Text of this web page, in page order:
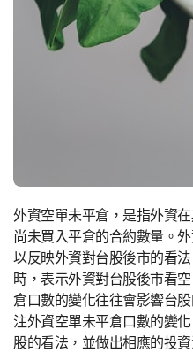
外資空單未平倉，是指外資在期貨市場上賣出期貨合約，但
尚未買入平倉的合約數量。
以反映外資對台股後市的看
時，表示外資對台股後市看
倉口數的變化往往會影響台
注外資空單未平倉口數的變
股的看法，並做出相應的投資